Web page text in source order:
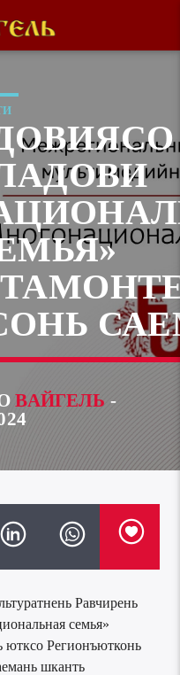
ВАЙГЕЛЬ -
Равчирень
семья»
ютксо Регионъютконь
шканть